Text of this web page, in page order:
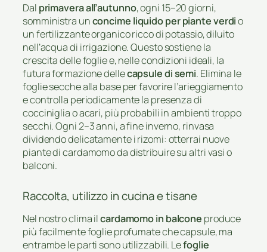
Dal primavera all’autunno, ogni 15–20 giorni,
somministra unconcime liquido per piante verdio
un fertilizzante organico ricco di potassio, diluito
nell’acqua di irrigazione. Questo sostiene la
crescita delle foglie e, nelle condizioni ideali, la
futura formazione dellecapsule di semi. Elimina le
foglie secche alla base per favorire l’arieggiamento
e controlla periodicamente la presenza di
cocciniglia o acari, più probabili in ambienti troppo
secchi. Ogni 2–3 anni, a fine inverno, rinvasa
dividendo delicatamente i rizomi: otterrai nuove
piante di cardamomo da distribuire su altri vasi o
balconi.
Raccolta, utilizzo in cucina e tisane
Nel nostro clima ilcardamomo in balcone produce
più facilmente foglie profumate che capsule, ma
entrambe le parti sono utilizzabili. Lefoglie